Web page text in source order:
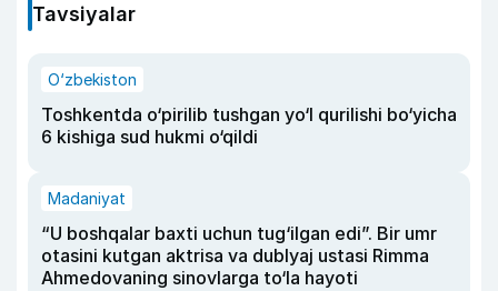
Tavsiyalar
O‘zbekiston
Toshkentda o‘pirilib tushgan yo‘l qurilishi bo‘yicha
6 kishiga sud hukmi o‘qildi
Madaniyat
“U boshqalar baxti uchun tug‘ilgan edi”. Bir umr
otasini kutgan aktrisa va dublyaj ustasi Rimma
Ahmedovaning sinovlarga to‘la hayoti